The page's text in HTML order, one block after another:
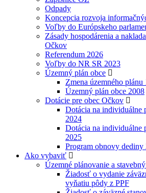
Odpady
Koncepcia rozvoja
Voľby do Európskeho
Zásady hospodárenia a
Očkov
Referendum 2026
Voľby do NR SR 2023
Územný plán obce
Zmena územného plánu
Územný plán obce 2008
Dotácie pre obec Očkov
Dotácia na individuálne
2024
Dotácia na individuálne
2025
Program obnovy dediny
Ako vybaviť
Územné plánovanie a
Žiadosť o vydanie
vyňatiu pôdy z PPF